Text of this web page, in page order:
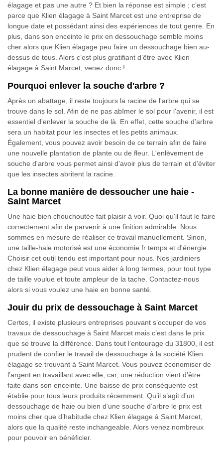
élagage et pas une autre ? Et bien la réponse est simple ; c’est
parce que Klien élagage à Saint Marcet est une entreprise de
longue date et possédant ainsi des expériences de tout genre. En
plus, dans son enceinte le prix en dessouchage semble moins
cher alors que Klien élagage peu faire un dessouchage bien au-
dessus de tous. Alors c’est plus gratifiant d’être avec Klien
élagage à Saint Marcet, venez donc !
Pourquoi enlever la souche d'arbre ?
Après un abattage, il reste toujours la racine de l'arbre qui se
trouve dans le sol. Afin de ne pas abîmer le sol pour l'avenir, il est
essentiel d'enlever la souche de là. En effet, cette souche d'arbre
sera un habitat pour les insectes et les petits animaux.
Également, vous pouvez avoir besoin de ce terrain afin de faire
une nouvelle plantation de plante ou de fleur. L'enlèvement de
souche d'arbre vous permet ainsi d'avoir plus de terrain et d'éviter
que les insectes abritent la racine.
La bonne manière de dessoucher une haie -
Saint Marcet
Une haie bien chouchoutée fait plaisir à voir. Quoi qu'il faut le faire
correctement afin de parvenir à une finition admirable. Nous
sommes en mesure de réaliser ce travail manuellement. Sinon,
une taille-haie motorisé est une économie fr temps et d'énergie.
Choisir cet outil tendu est important pour nous. Nos jardiniers
chez Klien élagage peut vous aider à long termes, pour tout type
de taille voulue et toute ampleur de la tache. Contactez-nous
alors si vous voulez une haie en bonne santé.
Jouir du prix de dessouchage à Saint Marcet
Certes, il existe plusieurs entreprises pouvant s’occuper de vos
travaux de dessouchage à Saint Marcet mais c’est dans le prix
que se trouve la différence. Dans tout l’entourage du 31800, il est
prudent de confier le travail de dessouchage à la société Klien
élagage se trouvant à Saint Marcet. Vous pouvez économiser de
l’argent en travaillant avec elle, car, une réduction vient d’être
faite dans son enceinte. Une baisse de prix conséquente est
établie pour tous leurs produits récemment. Qu’il s’agit d’un
dessouchage de haie ou bien d’une souche d’arbre le prix est
moins cher que d’habitude chez Klien élagage à Saint Marcet,
alors que la qualité reste inchangeable. Alors venez nombreux
pour pouvoir en bénéficier.